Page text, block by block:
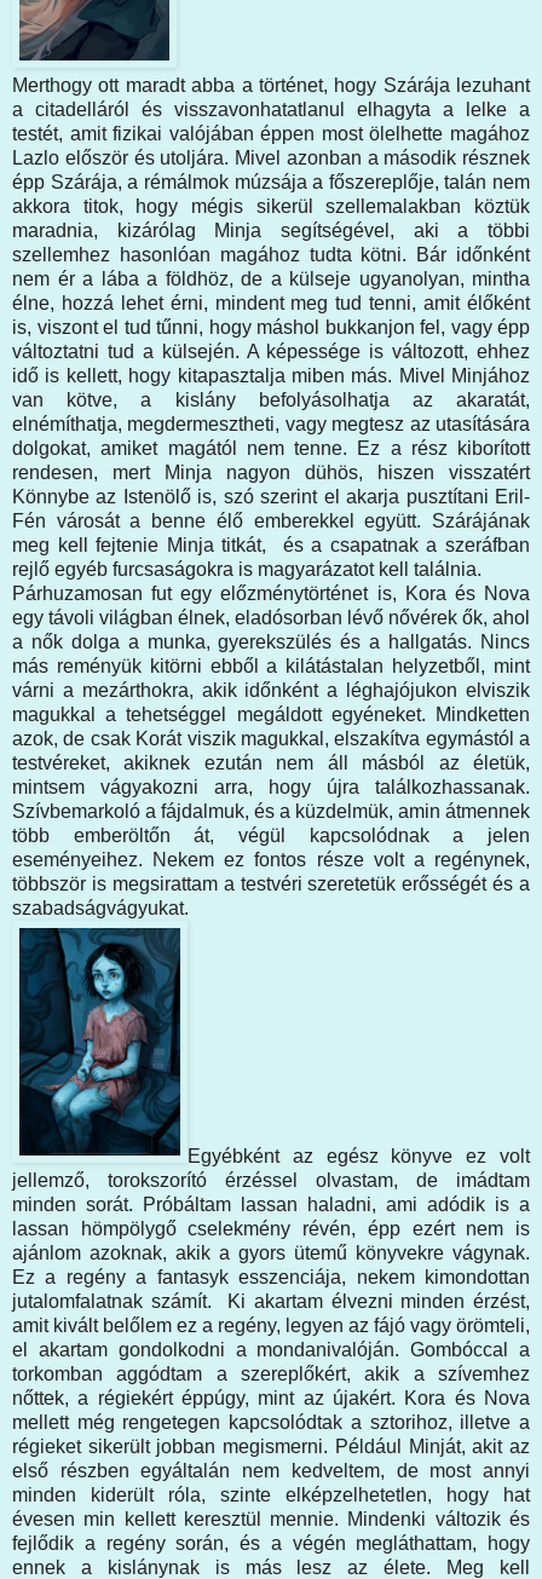
Merthogy ott maradt abba a történet, hogy Szárája lezuhant
a citadelláról és visszavonhatatlanul elhagyta a lelke a
testét, amit fizikai valójában éppen most ölelhette magához
Lazlo először és utoljára. Mivel azonban a második résznek
épp Szárája, a rémálmok múzsája a főszereplője, talán nem
akkora titok, hogy mégis sikerül szellemalakban köztük
maradnia, kizárólag Minja segítségével, aki a többi
szellemhez hasonlóan magához tudta kötni. Bár időnként
nem ér a lába a földhöz, de a külseje ugyanolyan, mintha
élne, hozzá lehet érni, mindent meg tud tenni, amit élőként
is, viszont el tud tűnni, hogy máshol bukkanjon fel, vagy épp
változtatni tud a külsején. A képessége is változott, ehhez
idő is kellett, hogy kitapasztalja miben más. Mivel Minjához
van kötve, a kislány befolyásolhatja az akaratát,
elnémíthatja, megdermesztheti, vagy megtesz az utasítására
dolgokat, amiket magától nem tenne. Ez a rész kiborított
rendesen, mert Minja nagyon dühös, hiszen visszatért
Könnybe az Istenölő is, szó szerint el akarja pusztítani Eril-
Fén városát a benne élő emberekkel együtt. Szárájának
meg kell fejtenie Minja titkát, és a csapatnak a szeráfban
rejlő egyéb furcsaságokra is magyarázatot kell találnia.
Párhuzamosan fut egy előzménytörténet is, Kora és Nova
egy távoli világban élnek, eladósorban lévő nővérek ők, ahol
a nők dolga a munka, gyerekszülés és a hallgatás. Nincs
más reményük kitörni ebből a kilátástalan helyzetből, mint
várni a mezárthokra, akik időnként a léghajójukon elviszik
magukkal a tehetséggel megáldott egyéneket. Mindketten
azok, de csak Korát viszik magukkal, elszakítva egymástól a
testvéreket, akiknek ezután nem áll másból az életük,
mintsem vágyakozni arra, hogy újra találkozhassanak.
Szívbemarkoló a fájdalmuk, és a küzdelmük, amin átmennek
több emberöltőn át, végül kapcsolódnak a jelen
eseményeihez. Nekem ez fontos része volt a regénynek,
többször is megsirattam a testvéri szeretetük erősségét és a
szabadságvágyukat.
Egyébként az egész könyve ez volt
jellemző, torokszorító érzéssel olvastam, de imádtam
minden sorát. Próbáltam lassan haladni, ami adódik is a
lassan hömpölygő cselekmény révén, épp ezért nem is
ajánlom azoknak, akik a gyors ütemű könyvekre vágynak.
Ez a regény a fantasyk esszenciája, nekem kimondottan
jutalomfalatnak számít. Ki akartam élvezni minden érzést,
amit kivált belőlem ez a regény, legyen az fájó vagy örömteli,
el akartam gondolkodni a mondanivalóján. Gombóccal a
torkomban aggódtam a szereplőkért, akik a szívemhez
nőttek, a régiekért éppúgy, mint az újakért. Kora és Nova
mellett még rengetegen kapcsolódtak a sztorihoz, illetve a
régieket sikerült jobban megismerni. Például Minját, akit az
első részben egyáltalán nem kedveltem, de most annyi
minden kiderült róla, szinte elképzelhetetlen, hogy hat
évesen min kellett keresztül mennie. Mindenki változik és
fejlődik a regény során, és a végén megláthattam, hogy
ennek a kislánynak is más lesz az élete. Meg kell